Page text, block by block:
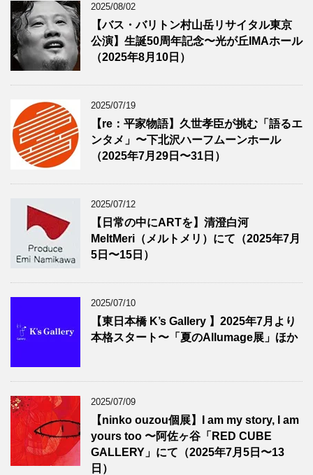
2025/08/02
【バス・バリトン村山岳リサイタル東京
公演】生誕50周年記念〜光が丘IMAホール
（2025年8月10日）
2025/07/19
【re：平家物語】久世孝臣が挑む「語るエ
ンタメ」〜下北沢ハーフムーンホール
（2025年7月29日〜31日）
2025/07/12
【日常の中にARTを】清澄白河
MeltMeri（メルトメリ）にて（2025年7月
5日〜15日）
2025/07/10
【東日本橋 K’s Gallery 】2025年7月より
本格スタート〜「夏のAllumage展」ほか
2025/07/09
【ninko ouzou個展】I am my story, I am
yours too 〜阿佐ヶ谷「RED CUBE
GALLERY」にて（2025年7月5日〜13
日）